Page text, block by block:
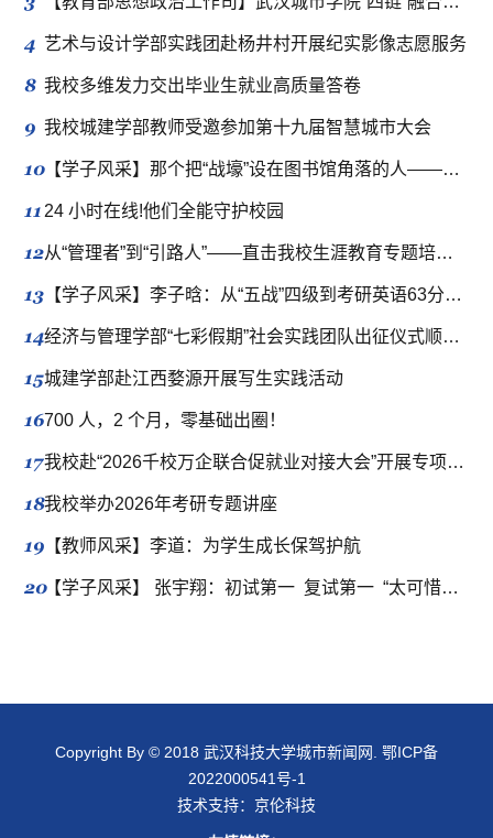
4 艺术与设计学部实践团赴杨井村开展纪实影像志愿服务
8 我校多维发力交出毕业生就业高质量答卷
9 我校城建学部教师受邀参加第十九届智慧城市大会
10【学子风采】那个把“战壕”设在图书馆角落的人——吴明豪的半年“冲刺”与四年“伏笔”
11 24 小时在线!他们全能守护校园
12从“管理者”到“引路人”——直击我校生涯教育专题培训现场
13 【学子风采】李子晗：从“五战”四级到考研英语63分的逆袭，成功上岸！
14经济与管理学部“七彩假期”社会实践团队出征仪式顺利举行
15城建学部赴江西婺源开展写生实践活动
16700 人，2 个月，零基础出圈！
17我校赴“2026千校万企联合促就业对接大会”开展专项拓岗行动
18我校举办2026年考研专题讲座
19 【教师风采】李道：为学生成长保驾护航
20【学子风采】 张宇翔：初试第一 复试第一 “太可惜了”？411分的当事人有话要说
Copyright By © 2018 武汉科技大学城市新闻网. 鄂ICP备
2022000541号-1
技术支持： 京伦科技